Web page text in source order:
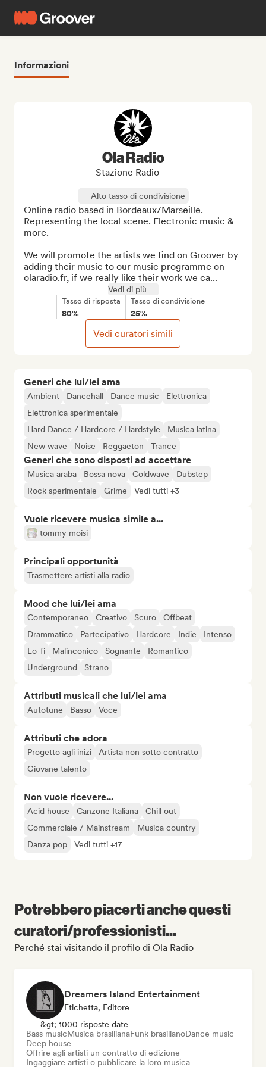
Informazioni
Generi che lui/lei ama
Ambient Dancehall Dance music
Elettronica
Elettronica sperimentale
Hard Dance / Hardcore / Hardstyle
Musica latina
New wave
Noise Reggaeton Trance
Generi che sono disposti ad accettare
Musica araba Bossa nova Coldwave
Dubstep
Rock sperimentale
Grime Vedi tutti +3
Vuole ricevere musica simile a...
tommy moisi
Principali opportunità
Trasmettere artisti alla radio
Mood che lui/lei ama
Contemporaneo Creativo Scuro
Offbeat
Drammatico
Partecipativo Hardcore Indie
Intenso
Lo-fi
Malinconico Sognante
Romantico
Underground
Strano
Attributi musicali che lui/lei ama
Autotune Basso Voce
Attributi che adora
Progetto agli inizi
Artista non sotto contratto
Giovane talento
Non vuole ricevere...
Acid house Canzone Italiana
Chill out
Commerciale / Mainstream
Musica country
Danza pop
Vedi tutti +17
Ola Radio
Stazione Radio
Alto tasso di condivisione
Online radio based in Bordeaux/Marseille.
Representing the local scene. Electronic music &
more.
We will promote the artists we find on Groover by
adding their music to our music programme on
olaradio.fr, if we really like their work we ca...
Vedi di più
Tasso di risposta
80%
Tasso di condivisione
25%
Vedi curatori simili
Potrebbero piacerti anche questi
curatori/professionisti...
Perché stai visitando il profilo di Ola Radio
Dreamers Island Entertainment
Etichetta, Editore
&gt; 1000 risposte date
Bass musicMusica brasilianaFunk brasilianoDance music
Deep house
Offrire agli artisti un contratto di edizione
Ingaggiare artisti o pubblicare la loro musica